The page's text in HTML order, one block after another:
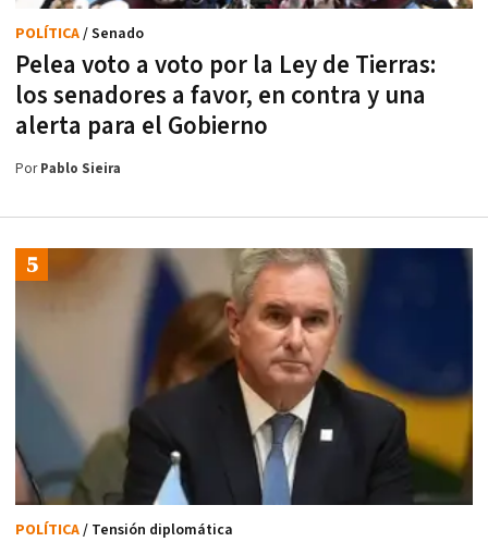
Pelea voto a voto por la Ley de Tierras:
los senadores a favor, en contra y una
alerta para el Gobierno
POLÍTICA/ Senado
PorPablo Sieira
POLÍTICA/ Tensión diplomática